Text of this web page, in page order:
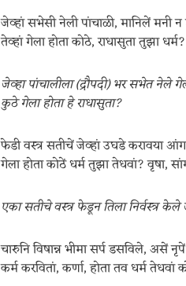
जेव्हां सभेसी नेली पांचाळी, मानिलें मनी न
तेव्हां गेला होता कोठे, राधासुता तुझा
जेव्हा पांचालीला (द्रौपदी) भर सभेत नेले
कुठे गेला होता हे राधासुता?
फेडी वस्त्र सतीचें जेव्हां उघडे करावया
गेला होता कोठें धर्म तुझा तेधवां? वृषा,
एका सतीचे वस्त्र फेडून तिला निर्वस्त्र
चारुनि विषान्न भीमा सर्प डसविले, असें
कर्म करवितां, कर्णा, होता तव धर्म तेधवां